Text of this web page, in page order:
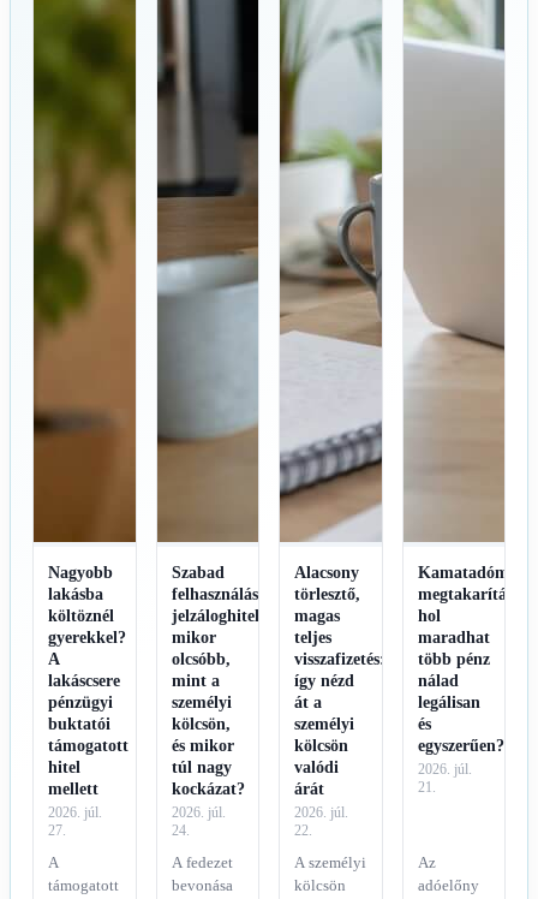
Nagyobb
lakásba
költöznél
gyerekkel?
A
lakáscsere
pénzügyi
buktatói
támogatott
hitel
mellett
2026. júl.
27.
A
támogatott
Szabad
felhasználású
jelzáloghitel:
mikor
olcsóbb,
mint a
személyi
kölcsön,
és mikor
túl nagy
kockázat?
2026. júl.
24.
A fedezet
bevonása
Alacsony
törlesztő,
magas
teljes
visszafizetés:
így nézd
át a
személyi
kölcsön
valódi
árát
2026. júl.
22.
A személyi
kölcsön
megtakarítások:
hol
maradhat
több pénz
nálad
legálisan
és
egyszerűen?
2026. júl.
21.
Az
adóelőny